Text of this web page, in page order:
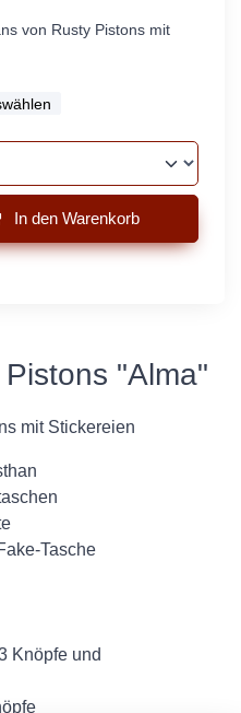
von Rusty Pistons mit
In den Warenkorb
"Alma"
mit Stickereien
Tasche
Knöpfe und